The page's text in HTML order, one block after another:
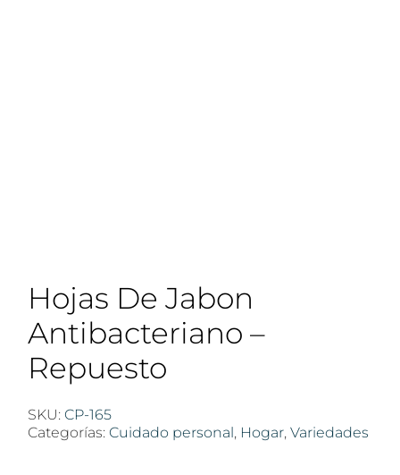
Hojas De Jabon
Antibacteriano –
Repuesto
SKU: CP-165
Categorías: Cuidado personal , Hogar, Variedades